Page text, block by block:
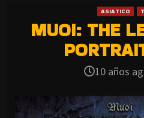
ASIATICO
MUOI: THE
10 años